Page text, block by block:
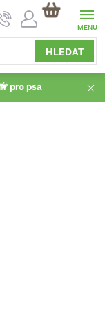
HLEDAT
NÁKUPNÍ
KOŠÍK
pro psa